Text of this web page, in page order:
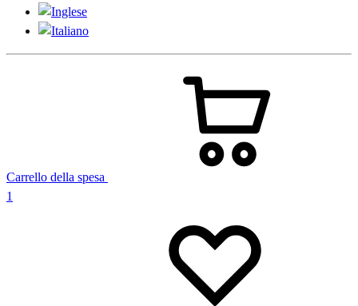
Carrello della spesa
1